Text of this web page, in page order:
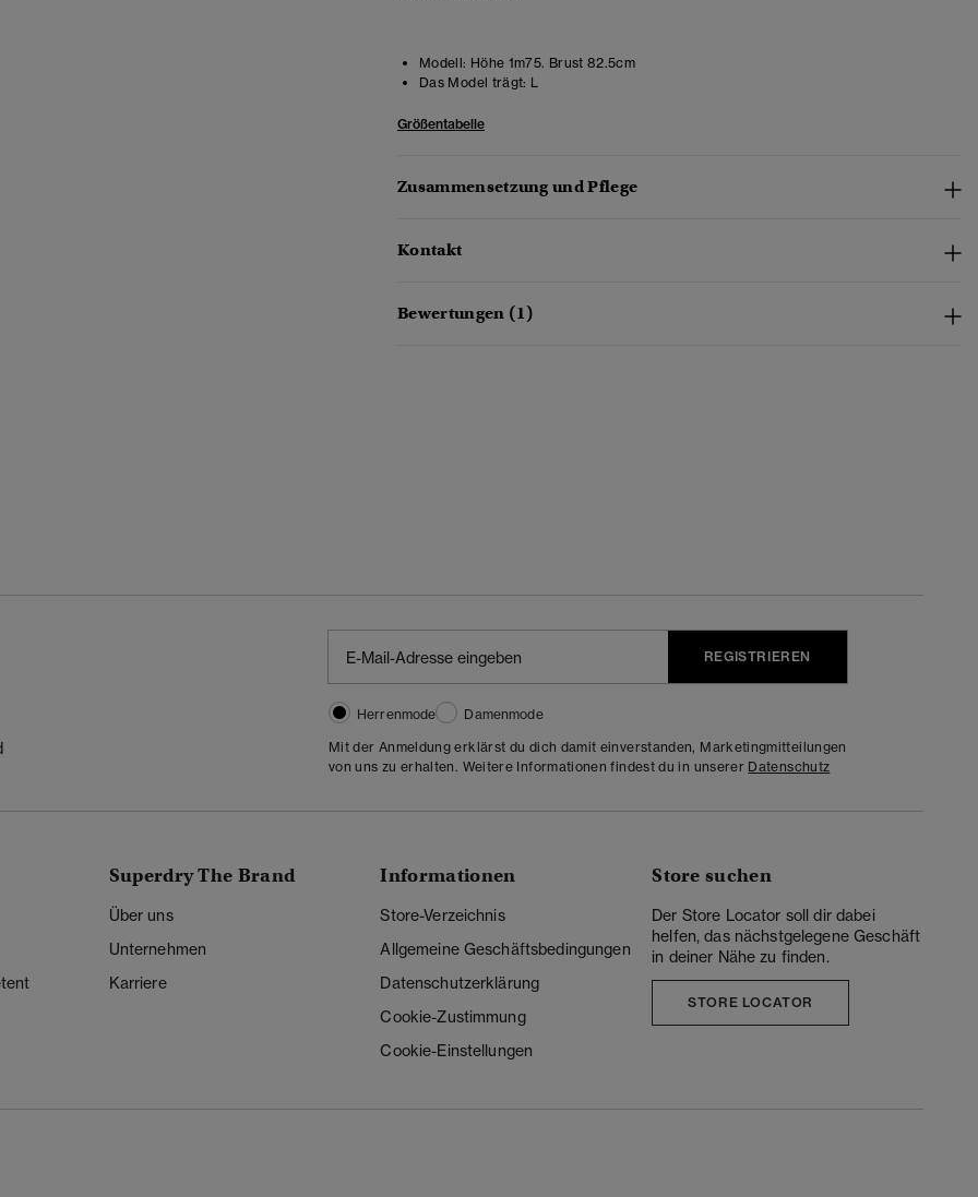
Modell: Höhe 1m75. Brust 82.5cm
Das Model trägt: L
Größentabelle
Zusammensetzung und Pflege
Kontakt
Bewertungen (1)
REGISTRIEREN
Herrenmode
Damenmode
Mit der Anmeldung erklärst du dich damit einverstanden, Marketingmitteilungen
von uns zu erhalten. Weitere Informationen findest du in unserer Datenschutz
Superdry The Brand
Über uns
Unternehmen
Karriere
Informationen
Store-Verzeichnis
Allgemeine Geschäftsbedingungen
Datenschutzerklärung
Cookie-Zustimmung
Cookie-Einstellungen
Store suchen
Der Store Locator soll dir dabei
helfen, das nächstgelegene Geschäft
in deiner Nähe zu finden.
STORE LOCATOR